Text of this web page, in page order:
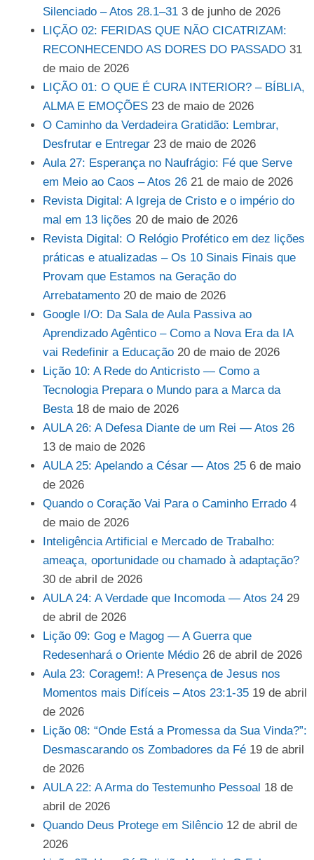
Silenciado – Atos 28.1–31 3 de junho de 2026
LIÇÃO 02: FERIDAS QUE NÃO CICATRIZAM:
RECONHECENDO AS DORES DO PASSADO 31
de maio de 2026
LIÇÃO 01: O QUE É CURA INTERIOR? – BÍBLIA,
ALMA E EMOÇÕES 23 de maio de 2026
O Caminho da Verdadeira Gratidão: Lembrar,
Desfrutar e Entregar 23 de maio de 2026
Aula 27: Esperança no Naufrágio: Fé que Serve
em Meio ao Caos – Atos 26 21 de maio de 2026
Revista Digital: A Igreja de Cristo e o império do
mal em 13 lições 20 de maio de 2026
Revista Digital: O Relógio Profético em dez lições
práticas e atualizadas – Os 10 Sinais Finais que
Provam que Estamos na Geração do
Arrebatamento 20 de maio de 2026
Google I/O: Da Sala de Aula Passiva ao
Aprendizado Agêntico – Como a Nova Era da IA
vai Redefinir a Educação 20 de maio de 2026
Lição 10: A Rede do Anticristo — Como a
Tecnologia Prepara o Mundo para a Marca da
Besta 18 de maio de 2026
AULA 26: A Defesa Diante de um Rei — Atos 26
13 de maio de 2026
AULA 25: Apelando a César — Atos 25 6 de maio
de 2026
Quando o Coração Vai Para o Caminho Errado 4
de maio de 2026
Inteligência Artificial e Mercado de Trabalho:
ameaça, oportunidade ou chamado à adaptação?
30 de abril de 2026
AULA 24: A Verdade que Incomoda — Atos 24 29
de abril de 2026
Lição 09: Gog e Magog — A Guerra que
Redesenhará o Oriente Médio 26 de abril de 2026
Aula 23: Coragem!: A Presença de Jesus nos
Momentos mais Difíceis – Atos 23:1-35 19 de abril
de 2026
Lição 08: “Onde Está a Promessa da Sua Vinda?”:
Desmascarando os Zombadores da Fé 19 de abril
de 2026
AULA 22: A Arma do Testemunho Pessoal 18 de
abril de 2026
Quando Deus Protege em Silêncio 12 de abril de
2026